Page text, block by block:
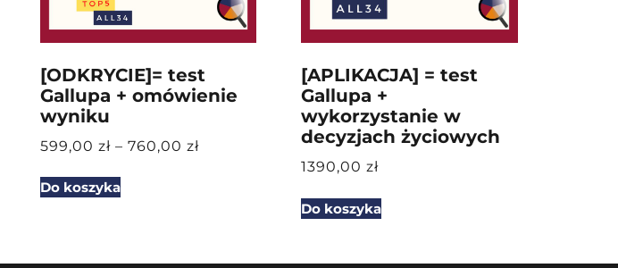
[ODKRYCIE]= test
Gallupa + omówienie
wyniku
599,00 zł – 760,00 zł
Do koszyka
[APLIKACJA] = test
Gallupa +
wykorzystanie w
decyzjach życiowych
1390,00zł
Do koszyka